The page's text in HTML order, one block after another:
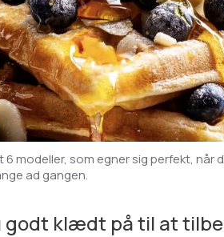
modeller, som egner sig perfekt, når
ad gangen.
godt klædt på til at